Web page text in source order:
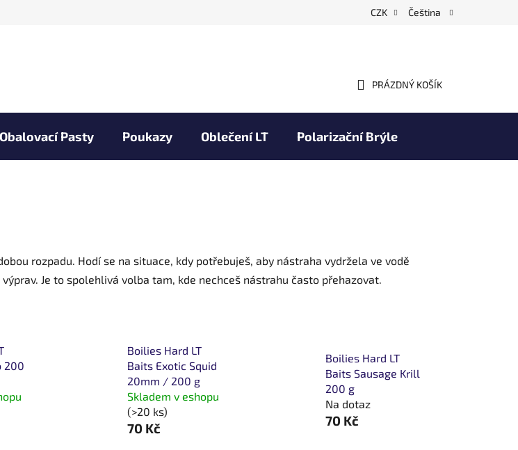
CZK Čeština
NÁKUPNÍ
PRÁZDNÝ KOŠÍK
Obalovací Pasty Poukazy Oblečení LT Polarizační Brýle
rozpadu. Hodí se na situace, kdy potřebuješ, aby nástraha vydržela ve vodě
Je to spolehlivá volba tam, kde nechceš nástrahu často přehazovat.
200
Boilies Hard LT
Baits Exotic Squid
20mm / 200 g
Skladem v eshopu
(>20 ks)
70 Kč
Boilies Hard LT
Baits Sausage Krill
200 g
Na dotaz
70 Kč